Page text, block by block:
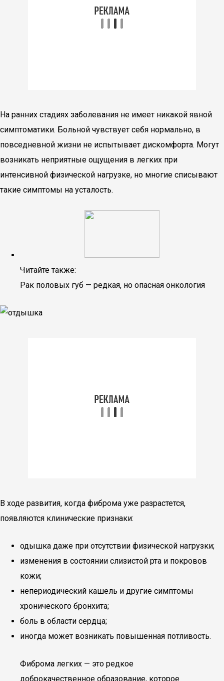
На ранних стадиях заболевания не имеет никакой явной
симптоматики. Больной чувствует себя нормально, в
повседневной жизни не испытывает дискомфорта. Могут
возникать неприятные ощущения в легких при
интенсивной физической нагрузке, но многие списывают
такие симптомы на усталость.
Читайте также:
Рак половых губ — редкая, но опасная онкология
В ходе развития, когда фиброма уже разрастется,
появляются клинические признаки:
одышка даже при отсутствии физической нагрузки;
изменения в состоянии слизистой рта и покровов
кожи;
непериодический кашель и другие симптомы
хронического бронхита;
боль в области сердца;
иногда может возникать повышенная потливость.
Фиброма легких — это редкое
доброкачественное образование, которое